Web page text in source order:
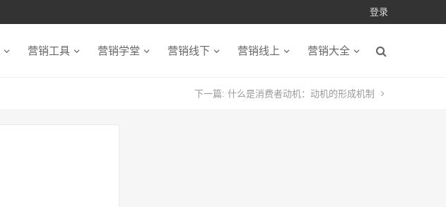
登录
营销工具 营销学堂 营销线下 营销线上 营销大全
下一篇: 什么是消费者动机：动机的形成机制